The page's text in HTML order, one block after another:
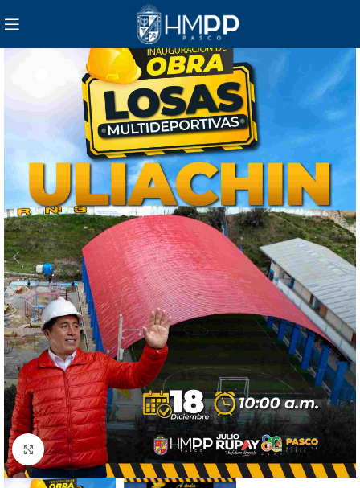
Click to enlarge